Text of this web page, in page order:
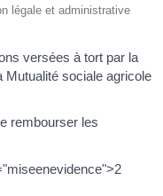
légale et administrative
versées à tort par la
Mutualité sociale agricole
rembourser les